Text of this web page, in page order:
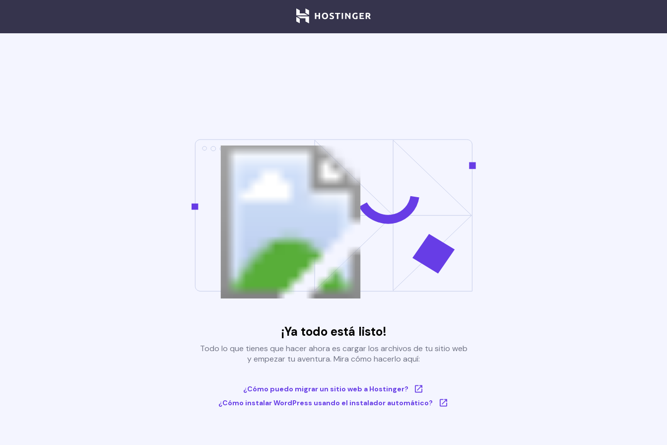
¡Ya todo está listo!
Todo lo que tienes que hacer ahora es cargar los archivos de tu sitio web
y empezar tu aventura. Mira cómo hacerlo aquí:
¿Cómo puedo migrar un sitio web a Hostinger?
¿Cómo instalar WordPress usando el instalador automático?